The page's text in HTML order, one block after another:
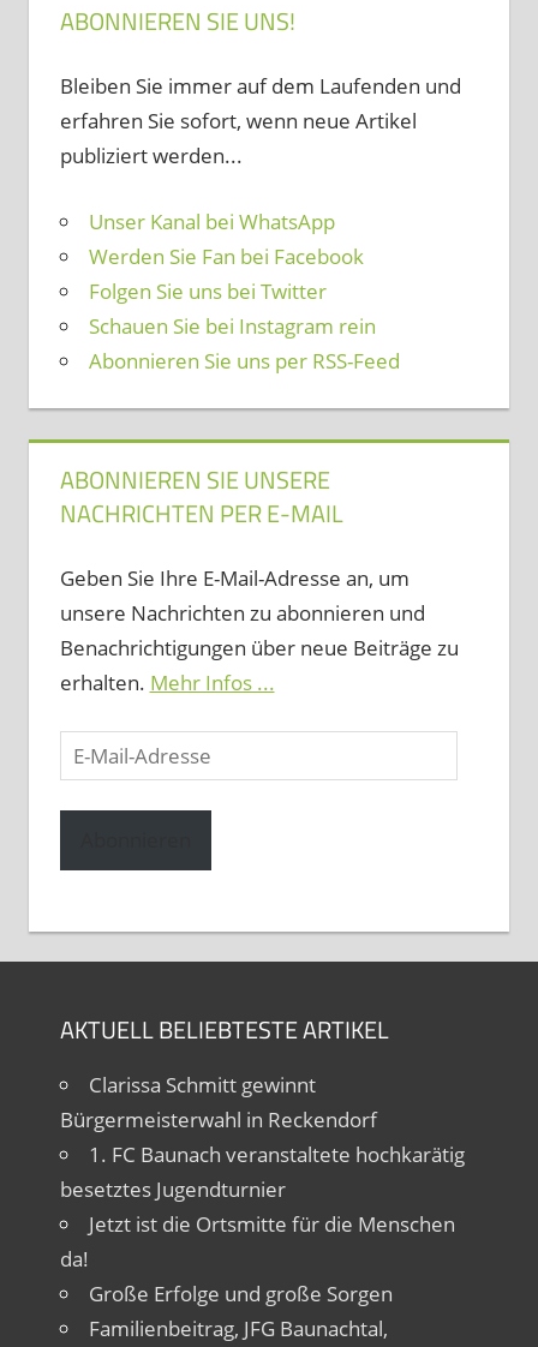
ABONNIEREN SIE UNS!
Bleiben Sie immer auf dem Laufenden und
erfahren Sie sofort, wenn neue Artikel
publiziert werden...
Unser Kanal bei WhatsApp
Werden Sie Fan bei Facebook
Folgen Sie uns bei Twitter
Schauen Sie bei Instagram rein
Abonnieren Sie uns per RSS-Feed
ABONNIEREN SIE UNSERE
NACHRICHTEN PER E-MAIL
Geben Sie Ihre E-Mail-Adresse an, um
unsere Nachrichten zu abonnieren und
Benachrichtigungen über neue Beiträge zu
erhalten. Mehr Infos ...
E-
Mail-
Adresse
AKTUELL BELIEBTESTE ARTIKEL
Clarissa Schmitt gewinnt
Bürgermeisterwahl in Reckendorf
1. FC Baunach veranstaltete hochkarätig
besetztes Jugendturnier
Jetzt ist die Ortsmitte für die Menschen
da!
Große Erfolge und große Sorgen
Familienbeitrag, JFG Baunachtal,